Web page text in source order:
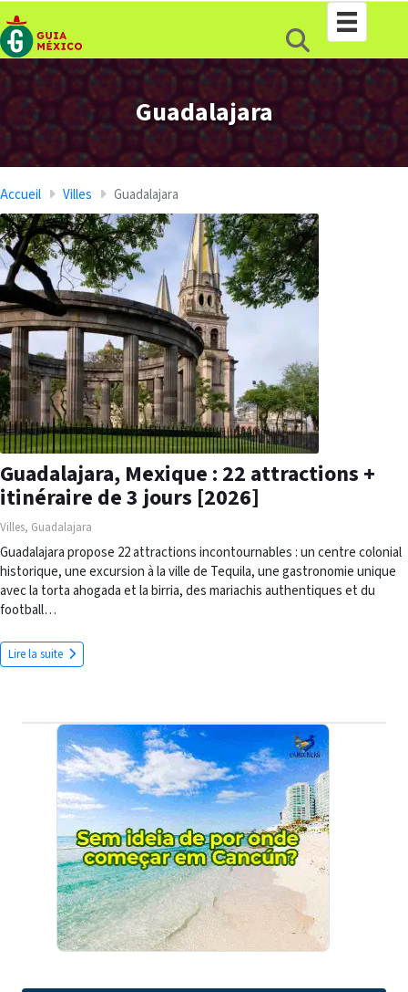
Guadalajara
Accueil Villes Guadalajara
Guadalajara, Mexique : 22 attractions +
itinéraire de 3 jours [2026]
Villes, Guadalajara
Guadalajara propose 22 attractions incontournables : un centre colonial
historique, une excursion à la ville de Tequila, une gastronomie unique
avec la torta ahogada et la birria, des mariachis authentiques et du
football…
Lire la suite